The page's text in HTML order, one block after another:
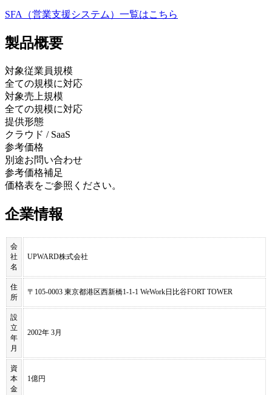
SFA（営業支援システム） 一覧はこちら
製品概要
対象従業員規模
全ての規模に対応
対象売上規模
全ての規模に対応
提供形態
クラウド / SaaS
参考価格
別途お問い合わせ
参考価格補足
価格表をご参照ください。
企業情報
会
社
名
UPWARD株式会社
住
所
〒105-0003 東京都港区西新橋1-1-1 WeWork日比谷FORT TOWER
設
立
年
月
2002年 3月
資
本
金
1億円